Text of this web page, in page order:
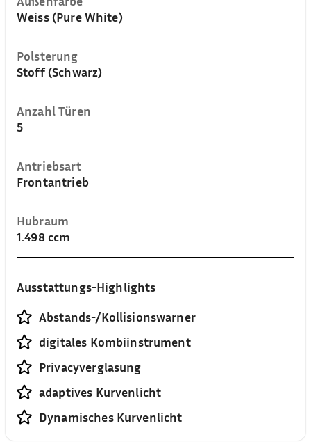
Weiss (Pure White)
Polsterung
Stoff (Schwarz)
Anzahl Türen
5
Antriebsart
Frontantrieb
Hubraum
1.498 ccm
Ausstattungs-Highlights
Abstands-/Kollisionswarner
digitales Kombiinstrument
Privacyverglasung
adaptives Kurvenlicht
Dynamisches Kurvenlicht